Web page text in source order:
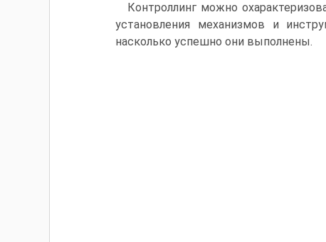
Контроллинг можно
установления механизмов и
насколько успешно они выполнены.